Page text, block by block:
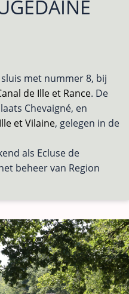
met nummer 8, bij
de Ille et Rance. De
Chevaigné, en
Ille et Vilaine, gelegen in de
als Ecluse de
beheer van Region